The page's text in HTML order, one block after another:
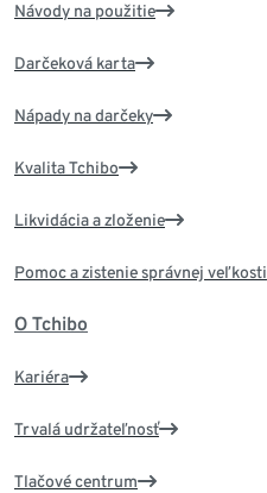
Návody na použitie
Darčeková karta
Nápady na darčeky
Kvalita Tchibo
Likvidácia a zloženie
Pomoc a zistenie správnej veľkosti
O Tchibo
Kariéra
Trvalá udržateľnosť
Tlačové centrum